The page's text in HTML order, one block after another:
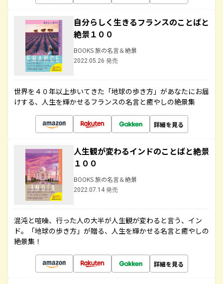
自分らしく生きるフランスのことばと
絶景１００
BOOKS 旅の名言＆絶景
2022.05.26 発売
世界を４０年以上歩いてきた「地球の歩き方」があなたにお届
けする、人生を輝かせるフランスの名言と癒やしの絶景集
詳細を見る
人生観が変わるインドのことばと絶景
１００
BOOKS 旅の名言＆絶景
2022.07.14 発売
混沌と喧噪、行った人の大半が人生観が変わると言う、イン
ド。「地球の歩き方」が贈る、人生を輝かせる名言と癒やしの
絶景集！
詳細を見る